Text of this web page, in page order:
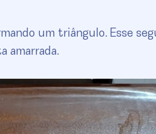
um triângulo. Esse
amarrada.